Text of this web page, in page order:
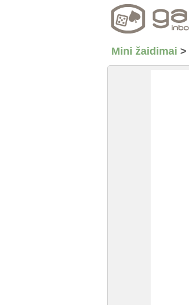
Mini žaidimai >